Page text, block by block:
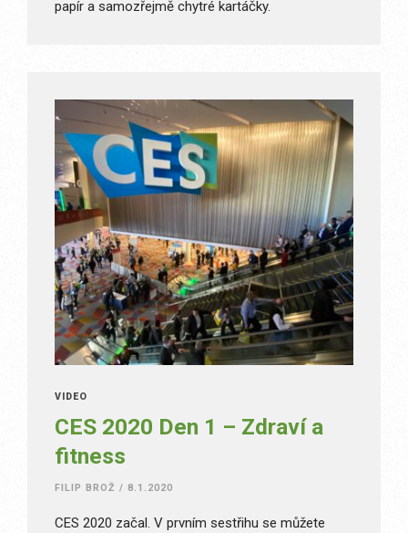
papír a samozřejmě chytré kartáčky.
VIDEO
CES 2020 Den 1 – Zdraví a
fitness
FILIP BROŽ / 8.1.2020
CES 2020 začal. V prvním sestřihu se můžete